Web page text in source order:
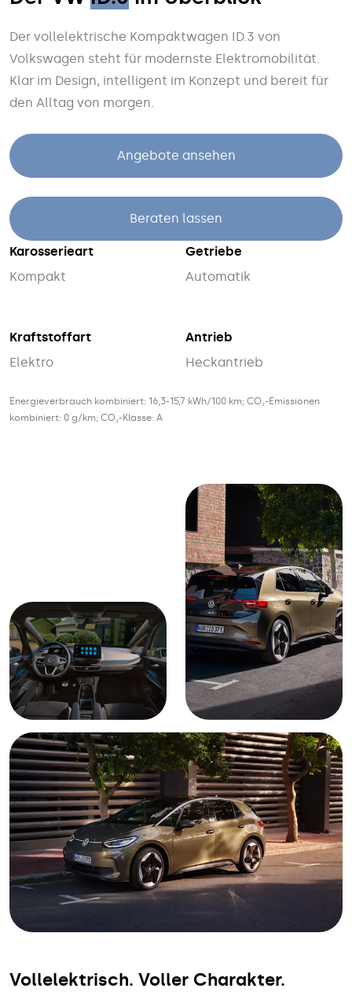
Der vollelektrische Kompaktwagen ID.3 von
Volkswagen steht für modernste Elektro­mobilität.
Klar im Design, intelligent im Konzept und bereit für
den Alltag von morgen.
Angebote ansehen
Beraten lassen
Karosserieart
Kompakt
Getriebe
Automatik
Kraftstoffart
Elektro
Antrieb
Heckantrieb
Energieverbrauch kombiniert: 16,3-15,7 kWh/100 km; CO₂-Emissionen
kombiniert: 0 g/km; CO₂-Klasse: A
Vollelektrisch. Voller Charakter.